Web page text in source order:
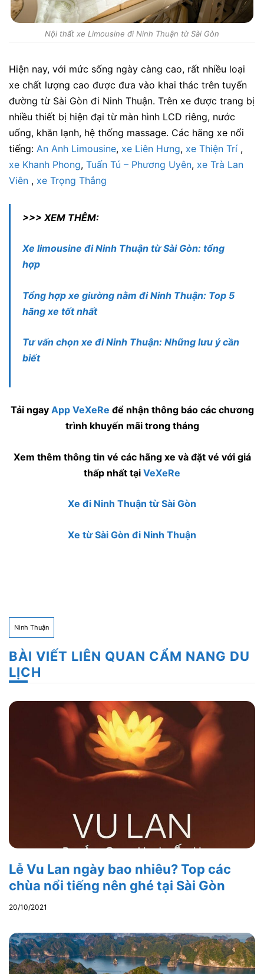
Nội thất xe Limousine đi Ninh Thuận từ Sài Gòn
Hiện nay, với mức sống ngày càng cao, rất nhiều loại
xe chất lượng cao được đưa vào khai thác trên tuyến
đường từ Sài Gòn đi Ninh Thuận. Trên xe được trang bị
nhiều thiết bị hiện đại từ màn hình LCD riêng, nước
uống, khăn lạnh, hệ thống massage. Các hãng xe nổi
tiếng: An Anh Limousine, xe Liên Hưng, xe Thiện Trí ,
xe Khanh Phong, Tuấn Tú – Phương Uyên, xe Trà Lan
Viên , xe Trọng Thắng
>>> XEM THÊM:
Xe limousine đi Ninh Thuận từ Sài Gòn: tổng
hợp
Tổng hợp xe giường nằm đi Ninh Thuận: Top 5
hãng xe tốt nhất
Tư vấn chọn xe đi Ninh Thuận: Những lưu ý cần
biết
Tải ngay App VeXeRe để nhận thông báo các chương
trình khuyến mãi trong tháng
Xem thêm thông tin vé các hãng xe và đặt vé với giá
thấp nhất tại VeXeRe
Xe đi Ninh Thuận từ Sài Gòn
Xe từ Sài Gòn đi Ninh Thuận
Ninh Thuận
BÀI VIẾT LIÊN QUAN CẨM NANG DU
LỊCH
Lễ Vu Lan ngày bao nhiêu? Top các
chùa nổi tiếng nên ghé tại Sài Gòn
20/10/2021